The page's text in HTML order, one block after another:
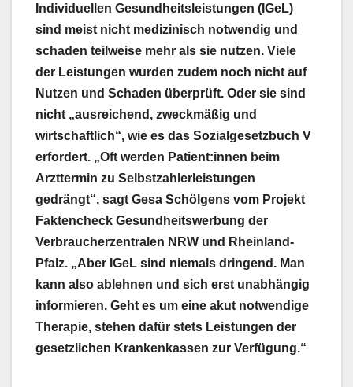
Individuellen Gesundheitsleistungen (IGeL)
sind meist nicht medizinisch notwendig und
schaden teilweise mehr als sie nutzen. Viele
der Leistungen wurden zudem noch nicht auf
Nutzen und Schaden überprüft. Oder sie sind
nicht „ausreichend, zweckmäßig und
wirtschaftlich“, wie es das Sozialgesetzbuch V
erfordert. „Oft werden Patient:innen beim
Arzttermin zu Selbstzahlerleistungen
gedrängt“, sagt Gesa Schölgens vom Projekt
Faktencheck Gesundheitswerbung der
Verbraucherzentralen NRW und Rheinland-
Pfalz. „Aber IGeL sind niemals dringend. Man
kann also ablehnen und sich erst unabhängig
informieren. Geht es um eine akut notwendige
Therapie, stehen dafür stets Leistungen der
gesetzlichen Krankenkassen zur Verfügung.“